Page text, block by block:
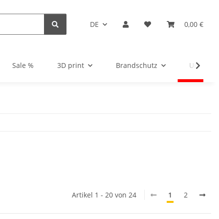
DE 0,00 €
Sale % 3D print Brandschutz
Artikel 1 - 20 von 24 1 2